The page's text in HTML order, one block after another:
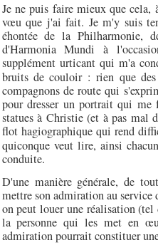
Je ne puis faire mieux que
vœu que j'ai fait. Je m'y suis
éhontée de la Philharmonie,
d'Harmonia Mundi à
supplément urticant qui m'a
bruits de couloir : rien que
compagnons de route qui
pour dresser un portrait qui me
statues à Christie (et à pas mal
flot hagiographique qui rend
quiconque veut lire, ainsi
conduite.
D'une manière générale, de
mettre son admiration au
on peut louer une réalisation (tel
la personne qui les met en
admiration pourrait constituer